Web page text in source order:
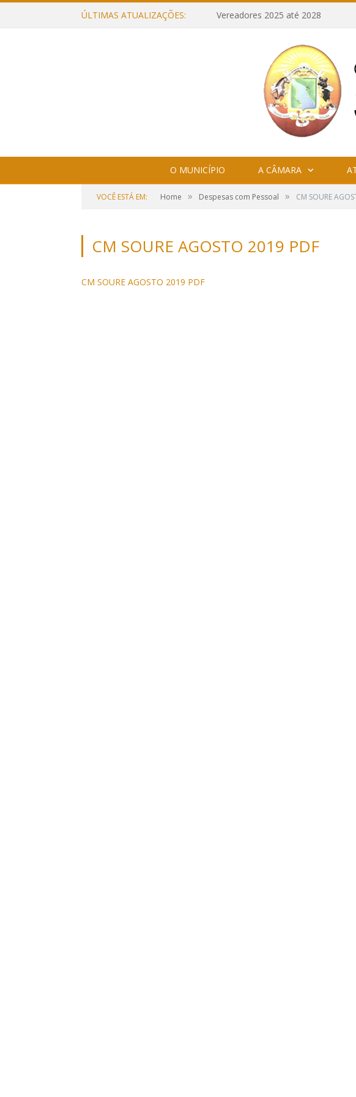
ÚLTIMAS ATUALIZAÇÕES: Vereadores 2025 até 2028
O MUNICÍPIO A CÂMARA
VOCÊ ESTÁ EM: Home » Despesas com Pessoal » CM SOURE
CM SOURE AGOSTO 2019 PDF
CM SOURE AGOSTO 2019 PDF